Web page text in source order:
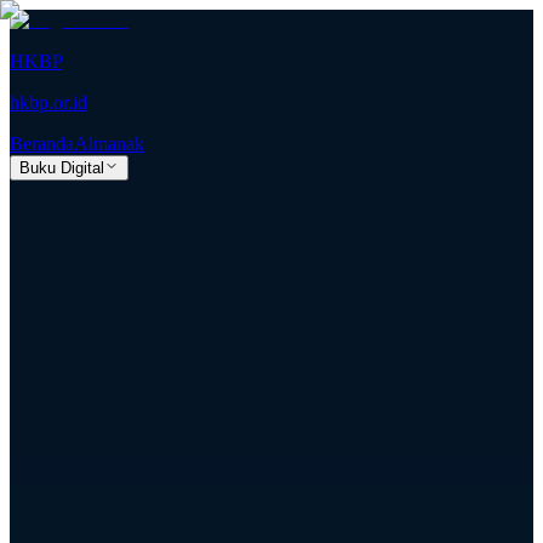
HKBP
hkbp.or.id
BerandaAlmanak
Buku Digital